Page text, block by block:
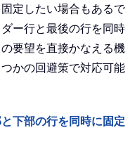
定したい場合もあるで
ー行と最後の行を同時
要望を直接かなえる機
かの回避策で対応可能
下部の行を同時に固定